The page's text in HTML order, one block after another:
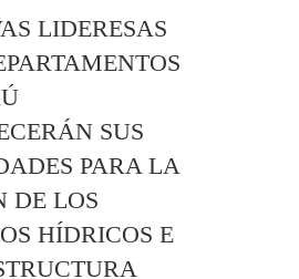
LIDERESAS
SUS
PARA LA
DE LOS
HÍDRICOS E